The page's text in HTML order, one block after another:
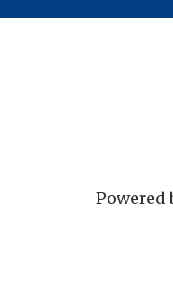
Powered